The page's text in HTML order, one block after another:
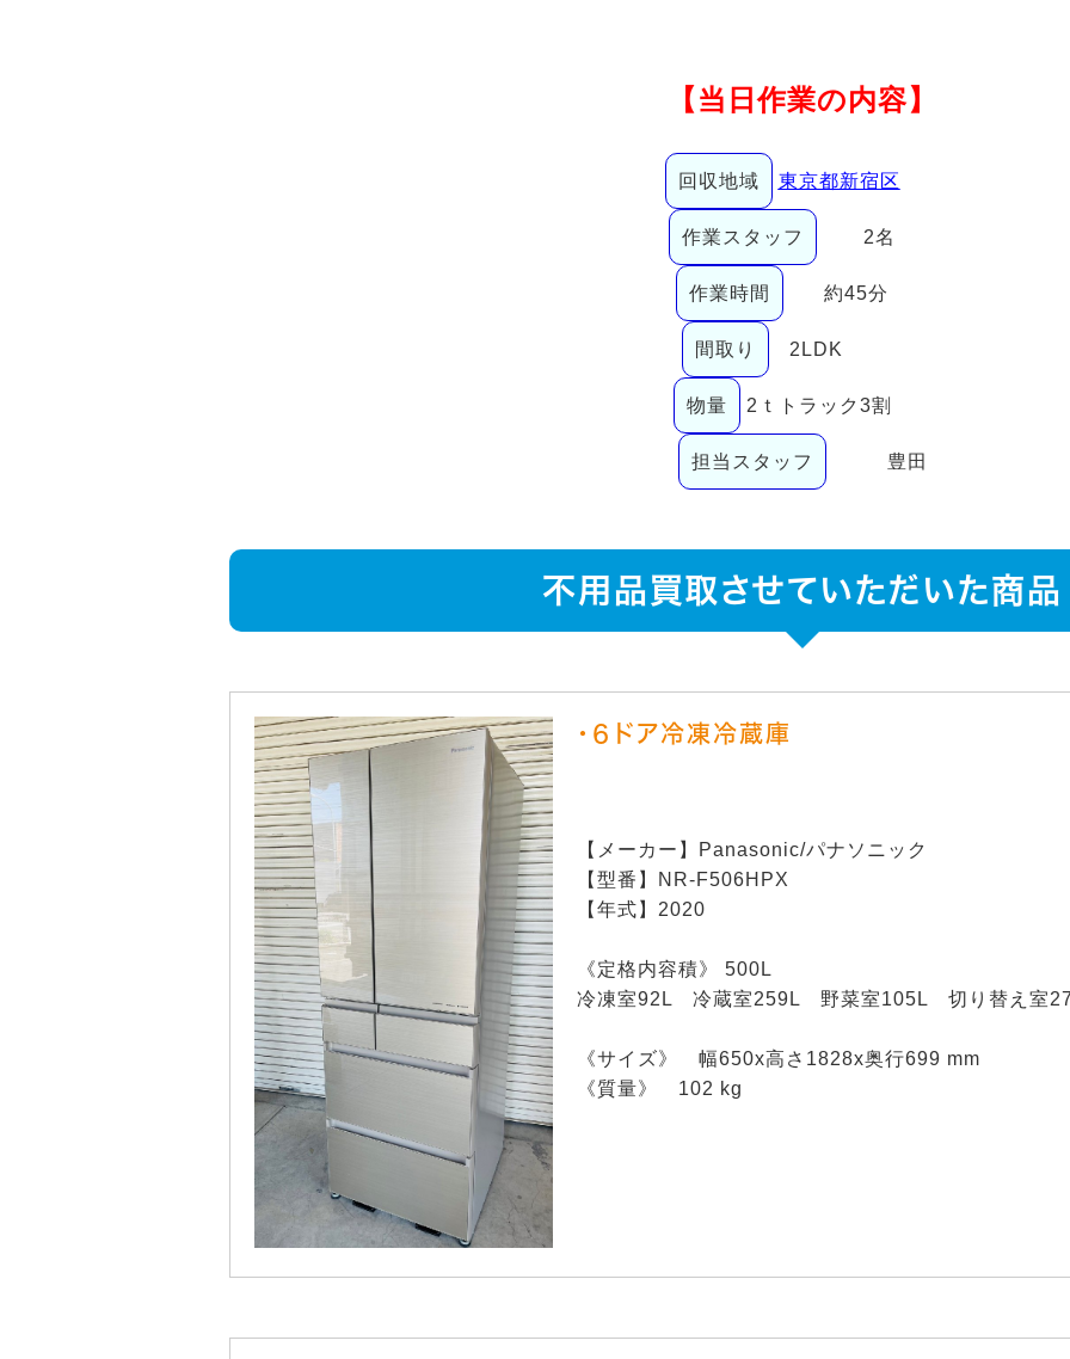
【当日作業の内容】
回収地域 東京都新宿区
作業スタッフ 2名
作業時間 約45分
間取り 2LDK
物量 2ｔトラック3割
担当スタッフ 豊田
不用品買取させていただいた商品
・６ドア冷凍冷蔵庫
【メーカー】Panasonic/パナソニック
【型番】NR-F506HPX
【年式】2020
《定格内容積》 500L
冷凍室92L 冷蔵室259L 野菜室105L 切り替え室
《サイズ》 幅650x高さ1828x奥行699 mm
《質量》 102 kg